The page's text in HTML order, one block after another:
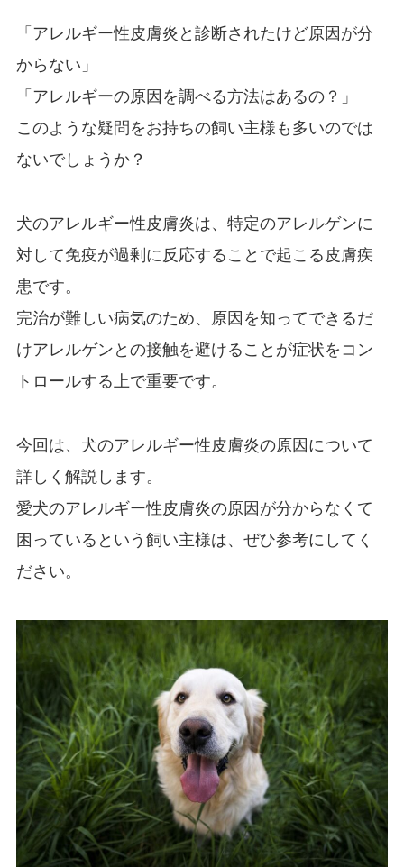
「アレルギー性皮膚炎と診断されたけど原因が分
からない」
「アレルギーの原因を調べる方法はあるの？」
このような疑問をお持ちの飼い主様も多いのでは
ないでしょうか？
犬のアレルギー性皮膚炎は、特定のアレルゲンに
対して免疫が過剰に反応することで起こる皮膚疾
患です。
完治が難しい病気のため、原因を知ってできるだ
けアレルゲンとの接触を避けることが症状をコン
トロールする上で重要です。
今回は、犬のアレルギー性皮膚炎の原因について
詳しく解説します。
愛犬のアレルギー性皮膚炎の原因が分からなくて
困っているという飼い主様は、ぜひ参考にしてく
ださい。